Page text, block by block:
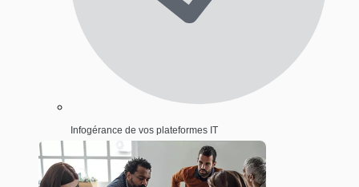
Infogérance de vos plateformes IT